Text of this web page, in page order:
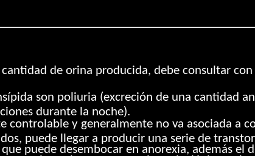
de orina producida, debe consultar
son poliuria (excreción de una cantidad
durante la noche).
controlable y generalmente no va asociada a
puede llegar a producir una serie de
puede desembocar en anorexia, además el